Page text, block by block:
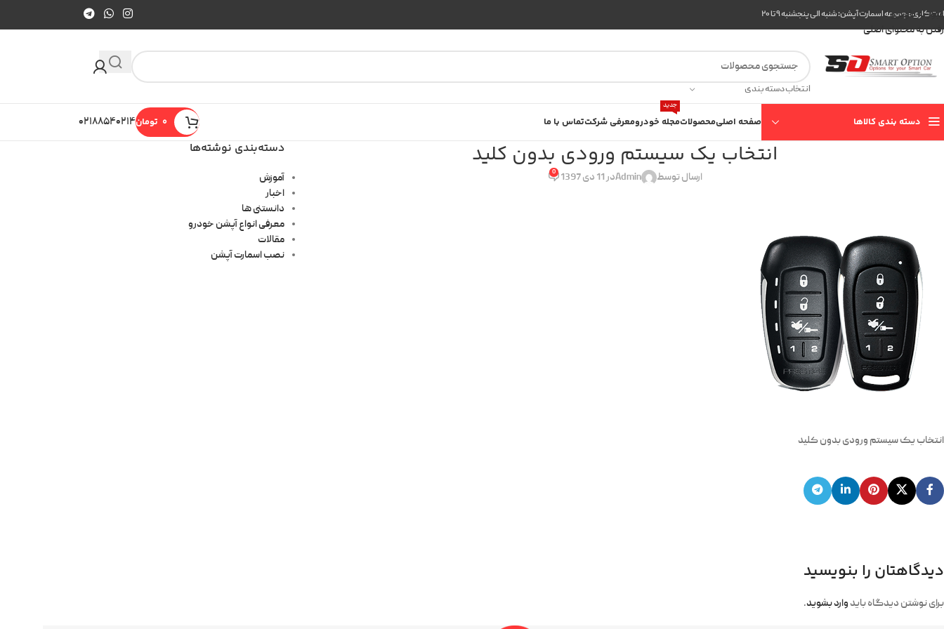
عبور به ناوبری
رفتن به محتوای اصلی
کاری مجموعه اسمارت آپشن: شنبه الی پنجشنبه ۹ تا ۲۰
انتخاب دسته بندی
دسته بندی کالاها صفحه اصلیمحصولاتمجله خودرو
جدید
معرفی شرکتتماس با ما تومان۰۲۱۸۸۵۴۰۲۱۴
انتخاب یک سیستم ورودی بدون کلید
ارسال توسط Adminدر 11 دی 1397 0
انتخاب یک سیستم ورودی بدون کلید
دیدگاهتان را بنویسید
برای نوشتن دیدگاه باید وارد بشوید.
دسته‌بندی نوشته‌ها
آموزش
اخبار
دانستنی ها
معرفی انواع آپشن خودرو
مقالات
نصب اسمارت آپشن